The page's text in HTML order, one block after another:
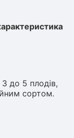
3 до 5 плодів,
сортом.